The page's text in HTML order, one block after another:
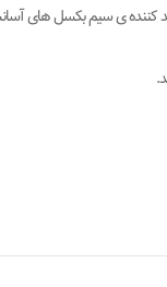
کننده ی سیم بکسل های